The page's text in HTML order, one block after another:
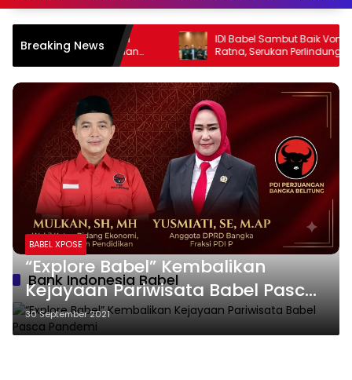
Breaking News
Skema Pinjaman
RS Jantung dan
Kejar Royalti
IDI Babel Sambut Baik Vonis Bebas
Ratna, Serukan Perlindungan Hukum
bagi Dokter dan Tenaga Kesehatan
Bank Indonesia Babel
BABEL XPOSE
“Explore Babel” Kembalikan
Kejayaan Pariwisata Babel Pasca
Pandemi
30 September 2021